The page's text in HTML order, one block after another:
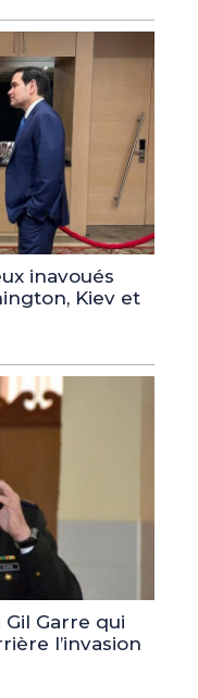
inavoués
Kiev et
Garre qui
l’invasion